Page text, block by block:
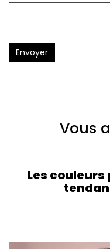
Envoyer
Vous
Les couleurs